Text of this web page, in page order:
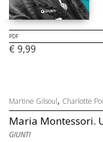
PDF
€ 9,99
Martine Gilsoul, Charlotte
Maria Montessori.
GIUNTI